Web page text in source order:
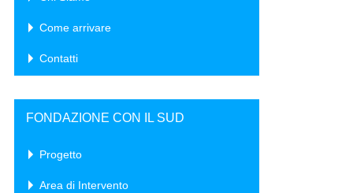
Come arrivare
Contatti
FONDAZIONE CON IL SUD
Progetto
Area di Intervento